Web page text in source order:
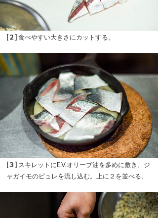
[２] 食べやすい大きさにカットする。
[３] スキレットにE.V.オリーブ油を多めに敷き、ジ
ャガイモのピュレを流し込む。上に２を並べる。